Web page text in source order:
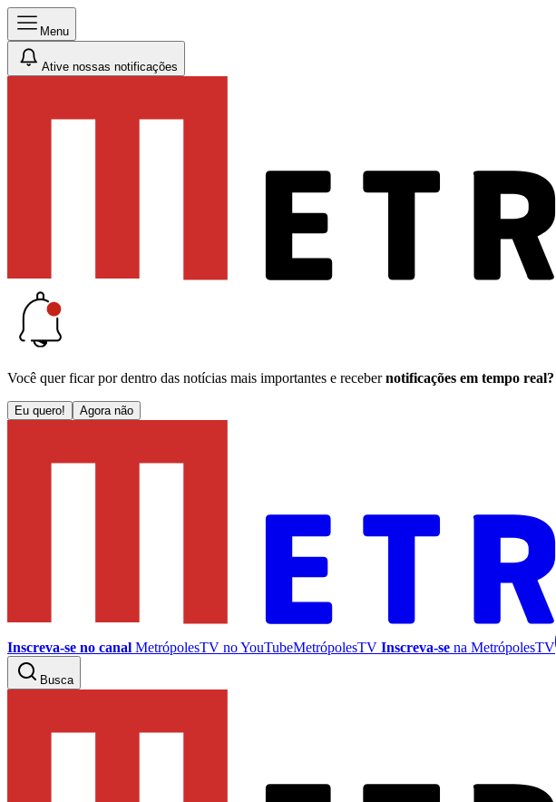
Menu
Ative nossas notificações
Você quer ficar por dentro das notícias mais importantes e receber notificações em tempo real?
Eu quero! Agora não
Inscreva-se no canal MetrópolesTV noYouTubeMetrópolesTV Inscreva-se na MetrópolesTV
Busca